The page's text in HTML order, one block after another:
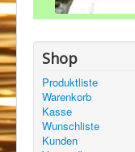
Shop
Produktliste
Warenkorb
Kasse
Wunschliste
Kunden